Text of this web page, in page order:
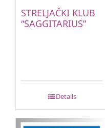
STRELJAČKI KLUB
“SAGGITARIUS”
Details